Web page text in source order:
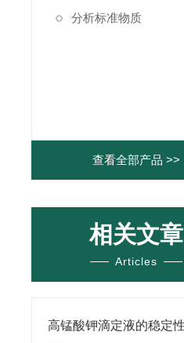
分析标准物质
查看全部产品 >>
相关文章
Articles